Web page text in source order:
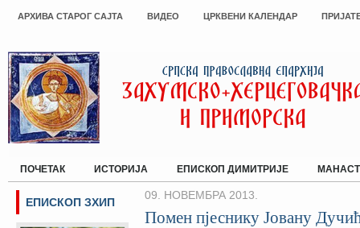
АРХИВА СТАРОГ САЈТА ВИДЕО ЦРКВЕНИ КАЛЕНДАР
ПОЧЕТАК ИСТОРИЈА ЕПИСКОП ДИМИТРИЈЕ
09. НОВЕМБРА 2013.
Помен пјеснику Јовану
ЕПИСКОП ЗХИП